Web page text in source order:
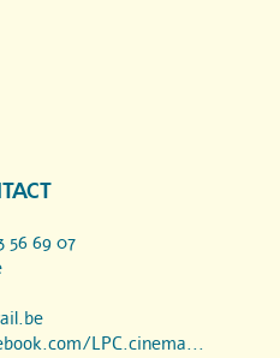
56 69 07
LPC.cinema...